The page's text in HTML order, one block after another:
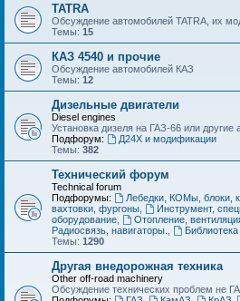
TATRA
Обсуждение автомобилей TATRA, их
Темы: 15
КАЗ 4540 и прочие
Обсуждение автомобилей КАЗ
Темы: 12
Дизельные двигатели
Diesel engines
Установка дизеля на ГАЗ-66 или другие
Подфорум:
Д24Х и модификации
Темы: 382
Технический форум
Technical forum
Подфорумы:
Лебедки, КОМы, блоки,
вахтовки, фургоны
Инструмент,
оборудование
Отопление,
Радиосвязь, навигаторы.
Библиотека
Темы: 1290
Другая внедорожная техника
Other off-road machinery
Обсуждение технических проблем не